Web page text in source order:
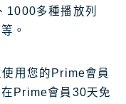
1000多種播放列
。
用您的Prime會員
Prime會員30天免